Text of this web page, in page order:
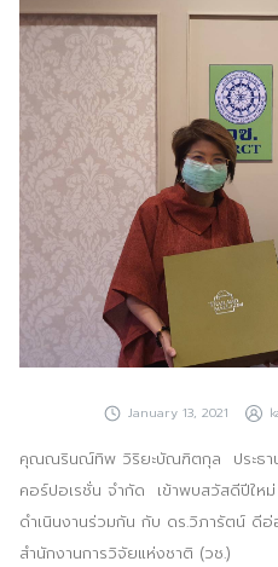
Trading & E-Commerce
ข้อมูลบริษัท
จัดงานแสดงสินค้าและอีเว้นท์
ติดต่อเรา
บริการของเรา
ประชาสัมพันธ์ผ่านสื่อออฟไล
ผลงานของเรา
ผลิตสิ่งพิมพ์และที่เกี่ยวข้อง
พัฒนาผลิตภัณฑ์
หน้าแรก
January 13, 2021
คุณณรินณ์ทิพ วิริยะบัณฑิตกุล ประธาน
คอร์ปอเรชั่น จำกัด เข้าพบสวัสดีปีใ
ดำเนินงานร่วมกัน กับ ดร.วิภารัตน์ ดี
สำนักงานการวิจัยแห่งชาติ (วช.)